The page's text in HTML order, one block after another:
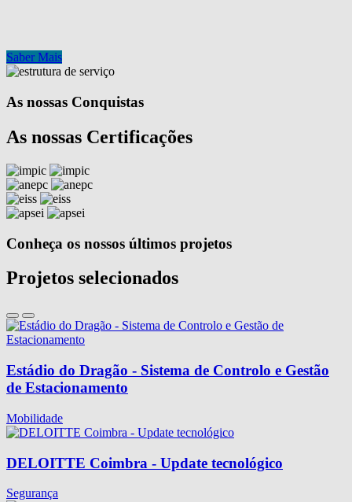
Saber Mais
As nossas Conquistas
As nossas Certificações
Conheça os nossos últimos projetos
Projetos selecionados
Estádio do Dragão - Sistema de Controlo e Gestão
de Estacionamento
Mobilidade
DELOITTE Coimbra - Update tecnológico
Segurança